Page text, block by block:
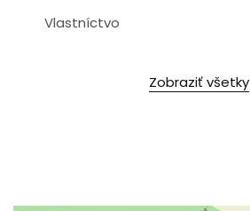
Vlastníctvo
Zobraziť všetky